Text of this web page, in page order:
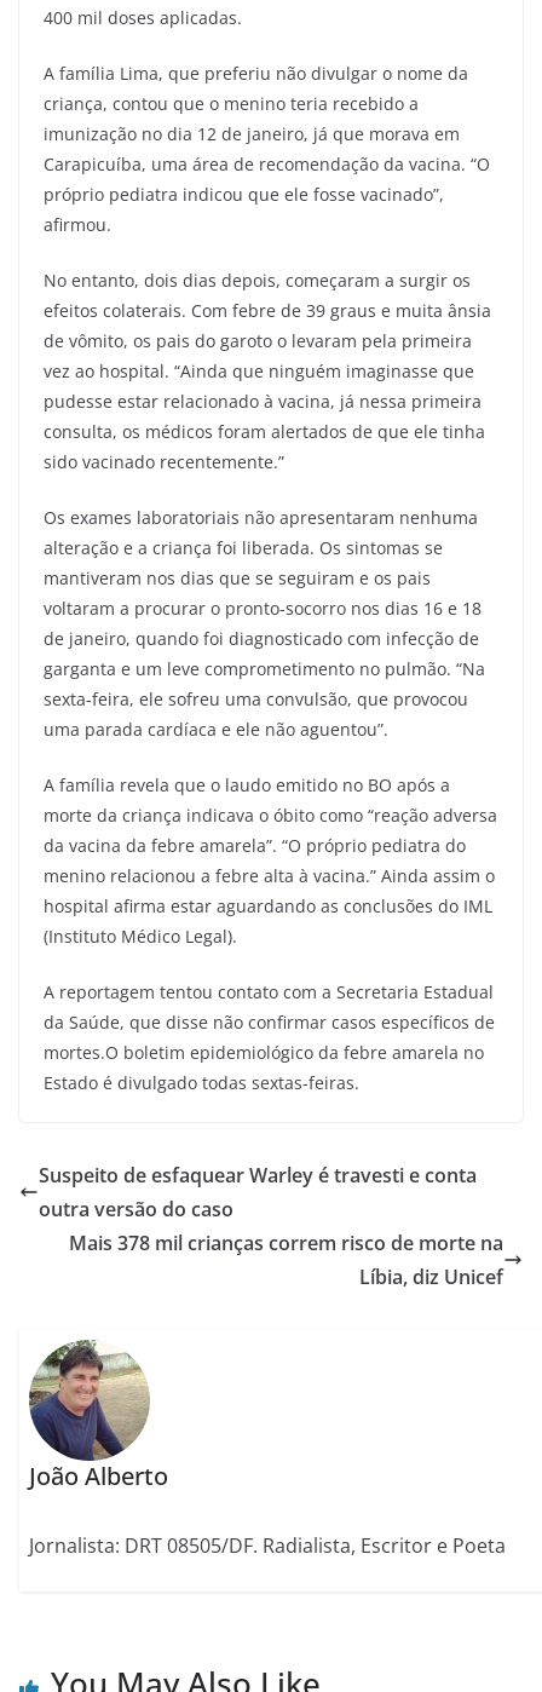
400 mil doses aplicadas.
A família Lima, que preferiu não divulgar o nome da
criança, contou que o menino teria recebido a
imunização no dia 12 de janeiro, já que morava em
Carapicuíba, uma área de recomendação da vacina. “O
próprio pediatra indicou que ele fosse vacinado”,
afirmou.
No entanto, dois dias depois, começaram a surgir os
efeitos colaterais. Com febre de 39 graus e muita ânsia
de vômito, os pais do garoto o levaram pela primeira
vez ao hospital. “Ainda que ninguém imaginasse que
pudesse estar relacionado à vacina, já nessa primeira
consulta, os médicos foram alertados de que ele tinha
sido vacinado recentemente.”
Os exames laboratoriais não apresentaram nenhuma
alteração e a criança foi liberada. Os sintomas se
mantiveram nos dias que se seguiram e os pais
voltaram a procurar o pronto-socorro nos dias 16 e 18
de janeiro, quando foi diagnosticado com infecção de
garganta e um leve comprometimento no pulmão. “Na
sexta-feira, ele sofreu uma convulsão, que provocou
uma parada cardíaca e ele não aguentou”.
A família revela que o laudo emitido no BO após a
morte da criança indicava o óbito como “reação adversa
da vacina da febre amarela”. “O próprio pediatra do
menino relacionou a febre alta à vacina.” Ainda assim o
hospital afirma estar aguardando as conclusões do IML
(Instituto Médico Legal).
A reportagem tentou contato com a Secretaria Estadual
da Saúde, que disse não confirmar casos específicos de
mortes.O boletim epidemiológico da febre amarela no
Estado é divulgado todas sextas-feiras.
Suspeito de esfaquear Warley é travesti e conta
outra versão do caso
Mais 378 mil crianças correm risco de morte na
Líbia, diz Unicef
João Alberto
Jornalista: DRT 08505/DF. Radialista, Escritor e Poeta